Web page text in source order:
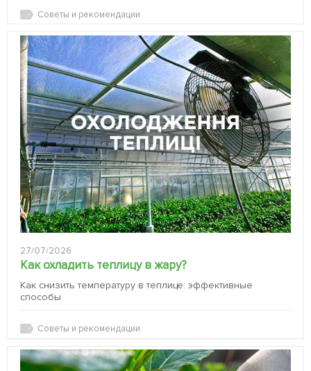
Советы и рекомендации
27/07/2026
Как охладить теплицу в жару?
Как снизить температуру в теплице: эффективные
способы
Советы и рекомендации